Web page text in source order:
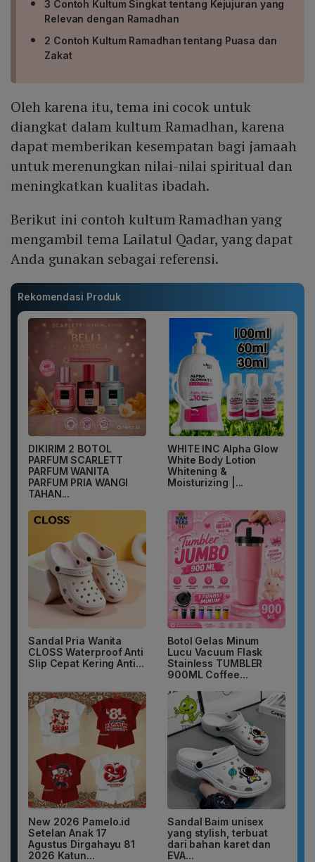
3 Contoh Kultum Singkat tentang Kejujuran yang
Relevan dengan Ramadhan
2 Contoh Kultum Ramadhan tentang Puasa dan
Zakat
Oleh karena itu, tema ini cocok untuk
diangkat dalam kultum Ramadhan, karena
dapat memberikan kesempatan bagi jamaah
untuk merenungkan nilai-nilai spiritual dan
meningkatkan kualitas ibadah.
Berikut ini contoh kultum Ramadhan yang
mengambil tema Lailatul Qadar, yang dapat
Anda gunakan sebagai referensi.
Rekomendasi Produk
DIKIRIM 2 BOTOL
PARFUM SCARLETT
PARFUM WANITA
PARFUM PRIA WANGI
TAHAN...
WHITE INC Alpha Glow
White Body Lotion
Whitening &
Moisturizing |...
Sandal Pria Wanita
CLOSS Waterproof Anti
Slip Cepat Kering Anti...
Botol Gelas Minum
Lucu Vacuum Flask
Stainless TUMBLER
900ML Coffee...
New 2026 Pamelo.id
Setelan Anak 17
Agustus Dirgahayu 81
2026 Katun...
Sandal Baim unisex
yang stylish, terbuat
dari bahan karet dan
EVA...